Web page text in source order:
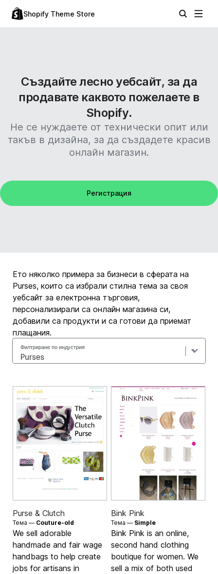
Shopify Theme Store
Създайте лесно уебсайт, за да
продавате каквото пожелаете в
Shopify.
Не се нуждаете от технически опит или
такъв в дизайна, за да създадете красив
онлайн магазин.
Регистрация
Ето няколко примера за бизнеси в сферата на
Purses, които са избрали стилна тема за своя
уебсайт за електронна търговия,
персонализирали са онлайн магазина си,
добавили са продукти и са готови да приемат
плащания.
Филтриране по индустрия
Purse & Clutch
Тема — Couture-old
We sell adorable
handmade and fair wage
handbags to help create
jobs for artisans in
Bink Pink
Тема — Simple
Bink Pink is an online,
second hand clothing
boutique for women. We
sell a mix of both used